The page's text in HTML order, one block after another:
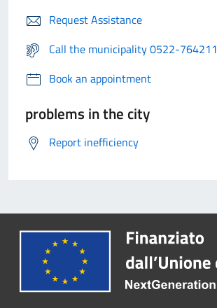
Request Assistance
Call the municipality 0522-764211
Book an appointment
problems in the city
Report inefficiency